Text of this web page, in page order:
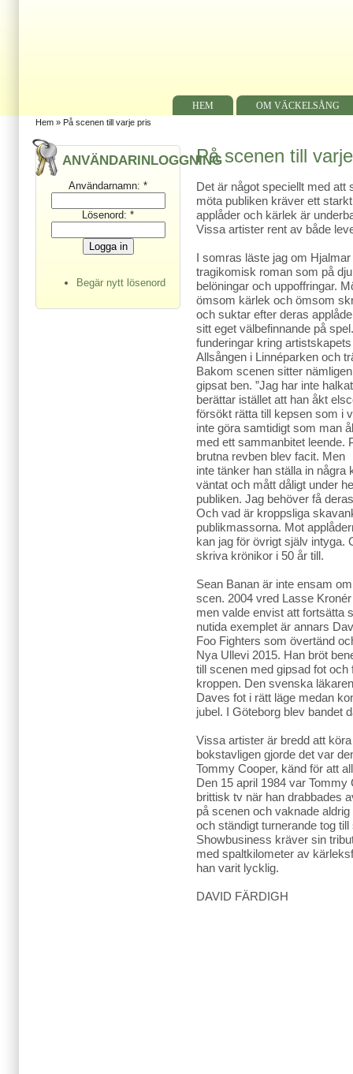
HEM OM VÄCKELSÅNG
Hem » På scenen till varje pris
På scenen till
Det är något speciellt med att
möta publiken kräver ett
applåder och kärlek är
Vissa artister rent av både
I somras läste jag om
tragikomisk roman som på
belöningar och uppoffringar.
ömsom kärlek och ömsom
och suktar efter deras
sitt eget välbefinnande på
funderingar kring
Allsången i Linnéparken och
Bakom scenen sitter
gipsat ben. ”Jag har inte
berättar istället att han åkt
försökt rätta till kepsen som i
inte göra samtidigt som man
med ett sammanbitet leende.
brutna revben blev facit. Men
inte tänker han ställa in några
väntat och mått dåligt under
publiken. Jag behöver få
Och vad är kroppsliga
publikmassorna. Mot
kan jag för övrigt själv intyga.
skriva krönikor i 50 år till.
Sean Banan är inte ensam
scen. 2004 vred Lasse
men valde envist att fortsätta
nutida exemplet är annars
Foo Fighters som övertänd
Nya Ullevi 2015. Han bröt
till scenen med gipsad fot
kroppen. Den svenska
Daves fot i rätt läge medan
jubel. I Göteborg blev bandet
Vissa artister är bredd att
bokstavligen gjorde det var
Tommy Cooper, känd för att
Den 15 april 1984 var
brittisk tv när han drabbades
på scenen och vaknade
och ständigt turnerande tog
Showbusiness kräver sin
med spaltkilometer av
han varit lycklig.
DAVID FÄRDIGH
ANVÄNDARINLOGGNING
Användarnamn: *
Lösenord: *
Begär nytt lösenord